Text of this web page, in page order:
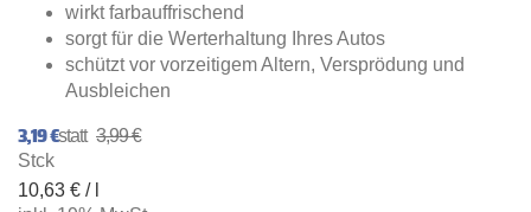
wirkt farbauffrischend
sorgt für die Werterhaltung Ihres Autos
schützt vor vorzeitigem Altern, Versprödung und
Ausbleichen
3,99 €
3,19 €
Stck
10,63 € / l